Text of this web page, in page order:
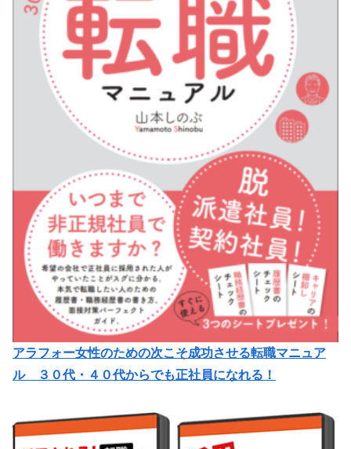
アラフォー女性のための次こそ成功させる転職マニュア
ル ３０代・４０代からでも正社員になれる！